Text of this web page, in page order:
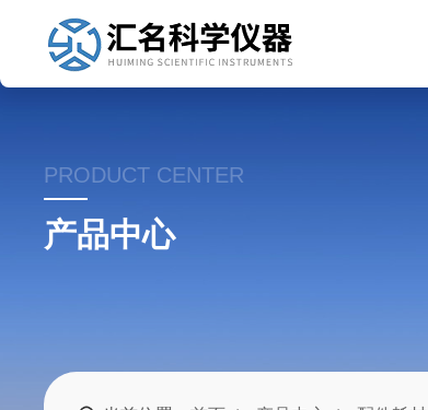
PRODUCT CENTER
产品中心